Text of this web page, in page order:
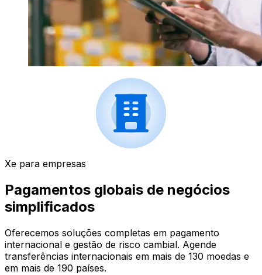
Xe para empresas
Pagamentos globais de negócios
simplificados
Oferecemos soluções completas em pagamento
internacional e gestão de risco cambial. Agende
transferências internacionais em mais de 130 moedas e
em mais de 190 países.